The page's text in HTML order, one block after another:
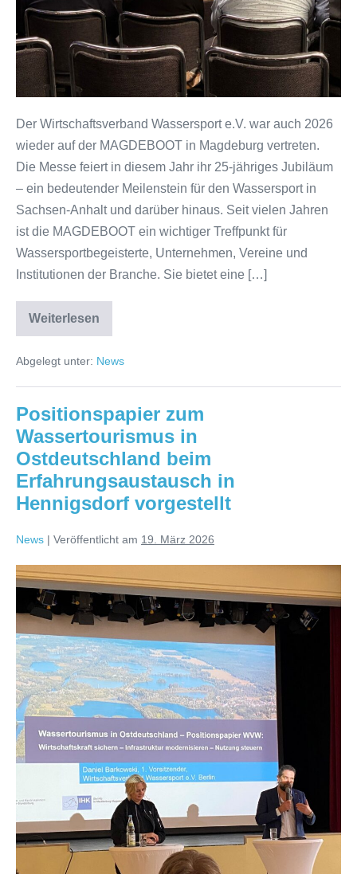
Der Wirtschaftsverband Wassersport e.V. war auch 2026
wieder auf der MAGDEBOOT in Magdeburg vertreten.
Die Messe feiert in diesem Jahr ihr 25-jähriges Jubiläum
– ein bedeutender Meilenstein für den Wassersport in
Sachsen-Anhalt und darüber hinaus. Seit vielen Jahren
ist die MAGDEBOOT ein wichtiger Treffpunkt für
Wassersportbegeisterte, Unternehmen, Vereine und
Institutionen der Branche. Sie bietet eine […]
Weiterlesen
WVW
auf
MAGDEBOOT
–
Jahre
Bootsmesse
Magdeburg
Abgelegt unter: News
Positionspapier zum
Wassertourismus in
Ostdeutschland beim
Erfahrungsaustausch in
Hennigsdorf vorgestellt
News | Veröffentlicht am 19. März 2026
Positionspapier
zum
Wassertourismus
in
Ostdeutschland
beim
Erfahrungsaustausch
in
Hennigsdorf